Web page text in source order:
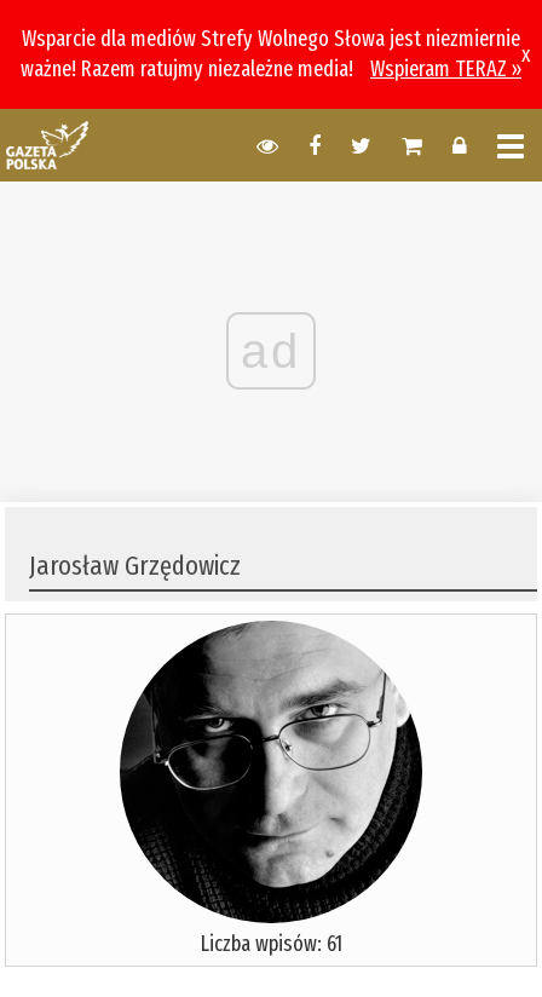
Wsparcie dla mediów Strefy Wolnego Słowa jest niezmiernie
ważne! Razem ratujmy niezależne media!
Wspieram TERAZ »
x
ad
Jarosław Grzędowicz
Liczba wpisów: 61